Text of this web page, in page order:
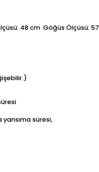
48 cm Göğüs Ölçüsü: 57
yansıma süresi,